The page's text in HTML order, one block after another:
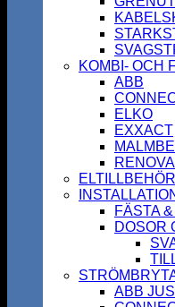
KOMBI- OCH
ABB
ELKO
EXXACT
RENOVA
ELTILLBEHÖR
FÄSTA
DOSOR
ABB